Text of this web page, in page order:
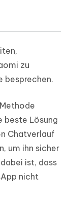
zu
besprechen.
beste Lösung
Chatverlauf
um ihn sicher
ist, dass
nicht